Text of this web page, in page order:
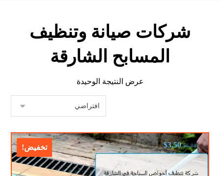
شركات صيانة وتنظيف
المسابح الشارقة
عرض النتيجة الوحيدة
تخفيض! $6.00
$3.50